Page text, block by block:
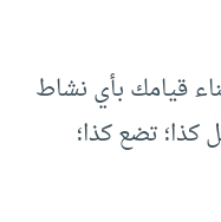
قيامك بأي نشاط
كذا؛ تضع كذا؛